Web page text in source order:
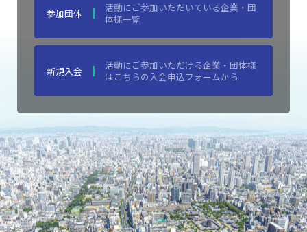
参加団体
活動にご参加いただいている企業・団
体様一覧
新規入会
活動にご参加いただける企業・団体様
はこちらの入会申込フォームから